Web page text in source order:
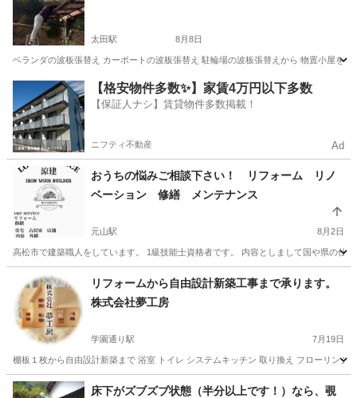
太田駅 8月8日
ベランダの波板張替え カーポートの波板張替え 駐輪場の波板張替えから 物置小屋を
高松市 太田駅 その他
【格安物件多数✨】家賃4万円以下多数
【保証人ナシ】賃貸物件多数掲載！
ニフティ不動産 Ad
おうちの悩みご相談下さい！ リフォーム リノ
ベーション 修繕 メンテナンス
元山駅 8月2日
高松市で建築職人をしています。 1級技能士資格者です。 内容としまして国や県の仕
香川 高松市 その他 火災保険
リフォームから自由設計新築工事まで承ります。
株式会社夢工房
学園通り駅 7月19日
棚板１枚から自由設計新築まで 浴室 トイレ システムキッチン 取り換え フローリン
香川 木田郡 学園通り駅 その他
床下がズブズブ状態（半分以上です！）なら、覗